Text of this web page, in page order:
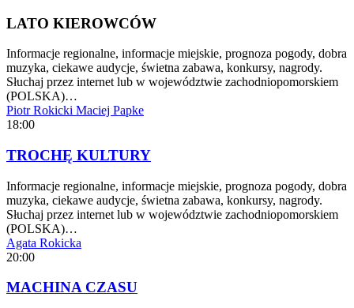
LATO KIEROWCÓW
Informacje regionalne, informacje miejskie, prognoza pogody, dobra
muzyka, ciekawe audycje, świetna zabawa, konkursy, nagrody.
Słuchaj przez internet lub w województwie zachodniopomorskiem
(POLSKA)…
Piotr Rokicki Maciej Papke
18:00
TROCHĘ KULTURY
Informacje regionalne, informacje miejskie, prognoza pogody, dobra
muzyka, ciekawe audycje, świetna zabawa, konkursy, nagrody.
Słuchaj przez internet lub w województwie zachodniopomorskiem
(POLSKA)…
Agata Rokicka
20:00
MACHINA CZASU